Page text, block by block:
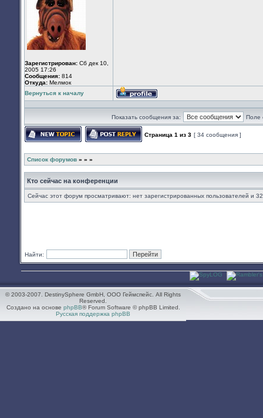
Зарегистрирован: Сб дек 10,
2005 17:26
Сообщения: 814
Откуда: Мелмок
Вернуться к началу
Профиль
Показать сообщения за: Поле
Страница 1 из 3 [ 34 сообщения ]
Список форумов » » »
Кто сейчас на конференции
Сейчас этот форум просматривают: нет зарегистрированных пользователей и 32
Найти:
© 2003-2007. DestinySphere GmbH, ООО Геймспейс. All Rights
Reserved.
Создано на основе phpBB® Forum Software © phpBB Limited.
Русская поддержка phpBB